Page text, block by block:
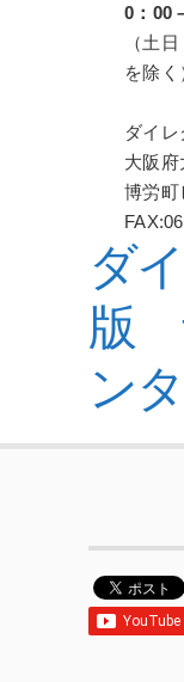
0：00
（土
を除く
ダイ
大阪
博労町
ダ
版
ン